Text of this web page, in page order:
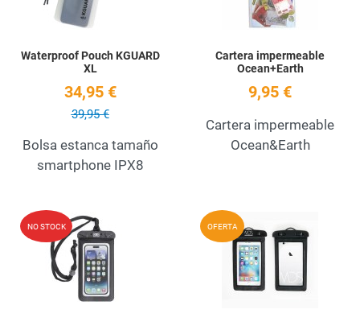
Waterproof Pouch KGUARD
XL
34,95 €
39,95 €
Bolsa estanca tamaño
smartphone IPX8
Cartera impermeable
Ocean+Earth
9,95 €
Cartera impermeable
Ocean&Earth
NO STOCK Add to Wishlist
Quick View
OFERTA